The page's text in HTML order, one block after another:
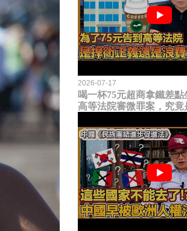
2026-07-17
喝一杯75元超商拿鐵差點
高等法院審微罪案，究竟